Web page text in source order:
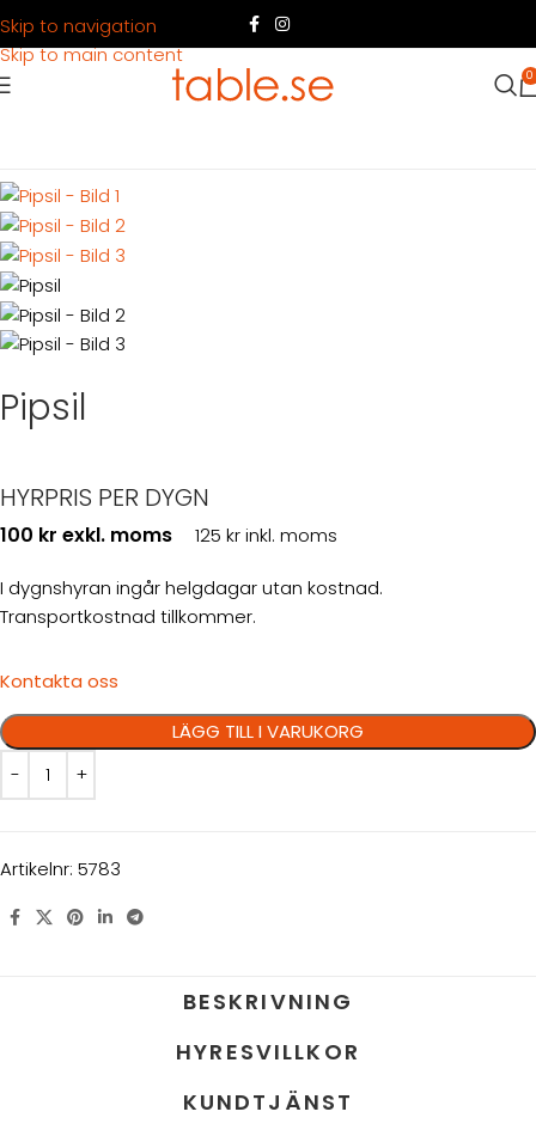
Skip to navigation
Skip to main content
0
Köksutrustning Köksredskap
Pipsil
HYRPRIS PER DYGN
100 kr exkl. moms 125 kr inkl. moms
I dygnshyran ingår helgdagar utan kostnad.
Transportkostnad tillkommer.
Kontakta oss
LÄGG TILL I VARUKORG
Artikelnr: 5783
BESKRIVNING
HYRESVILLKOR
KUNDTJÄNST